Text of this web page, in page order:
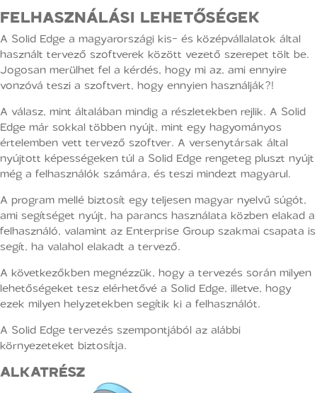
FELHASZNÁLÁSI LEHETŐSÉGEK
A Solid Edge a magyarországi kis- és középvállalatok által
használt tervező szoftverek között vezető szerepet tölt be.
Jogosan merülhet fel a kérdés, hogy mi az, ami ennyire
vonzóvá teszi a szoftvert, hogy ennyien használják?!
A válasz, mint általában mindig a részletekben rejlik. A Solid
Edge már sokkal többen nyújt, mint egy hagyományos
értelemben vett tervező szoftver. A versenytársak által
nyújtott képességeken túl a Solid Edge rengeteg pluszt nyújt
még a felhasználók számára, és teszi mindezt magyarul.
A program mellé biztosít egy teljesen magyar nyelvű súgót,
ami segítséget nyújt, ha parancs használata közben elakad a
felhasználó, valamint az Enterprise Group szakmai csapata is
segít, ha valahol elakadt a tervező.
A következőkben megnézzük, hogy a tervezés során milyen
lehetőségeket tesz elérhetővé a Solid Edge, illetve, hogy
ezek milyen helyzetekben segítik ki a felhasználót.
A Solid Edge tervezés szempontjából az alábbi
környezeteket biztosítja.
ALKATRÉSZ